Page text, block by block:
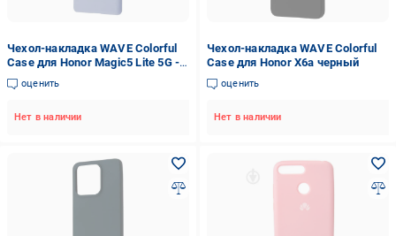
Чехол-накладка WAVE Colorful
Case для Honor Magic5 Lite 5G -
светло-фиолетовый
оценить
Нет в наличии
Чехол-накладка WAVE Colorful
Case для Honor X6a черный
оценить
Нет в наличии